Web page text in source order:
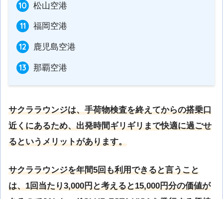
松山空港
福岡空港
鹿児島空港
那覇空港
サクララウンジは、手荷物検査を終えてからの搭乗口
近くにあるため、出発時間ギリギリまで快適に過ごせ
るというメリットがあります。
サクララウンジを年間5回も利用できると言うこと
は、1回当たり3,000円と考えると15,000円分の価値が